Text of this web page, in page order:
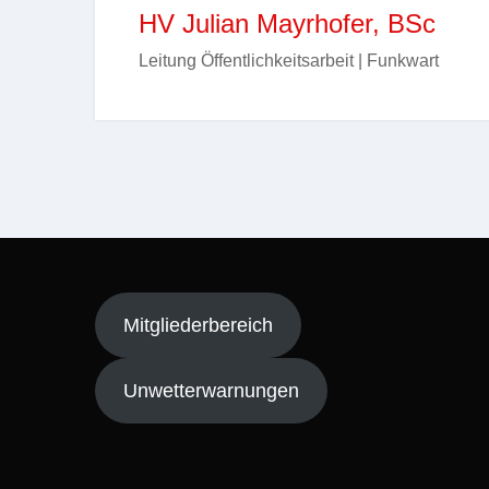
HV Julian Mayrhofer, BSc
Leitung Öffentlichkeitsarbeit | Funkwart
Mitgliederbereich
Unwetterwarnungen